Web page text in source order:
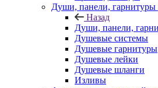
Души, панели, гарнитуры
Назад
Души, панели,
Душевые системы
Душевые гарнитуры
Душевые лейки
Душевые шланги
Изливы